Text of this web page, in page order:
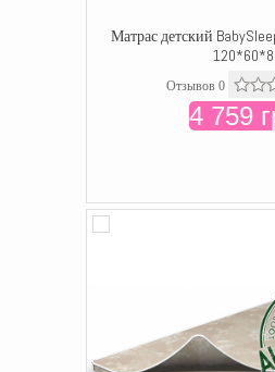
Матрас детский
120*60*8
Отзывов 0
4 759